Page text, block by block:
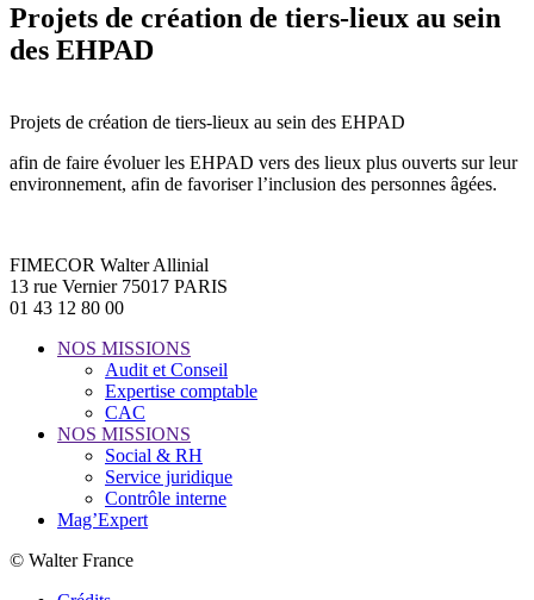
Projets de création de tiers-lieux au sein
des EHPAD
Projets de création de tiers-lieux au sein des EHPAD
afin de faire évoluer les EHPAD vers des lieux plus ouverts sur leur
environnement, afin de favoriser l’inclusion des personnes âgées.
FIMECOR Walter Allinial
13 rue Vernier 75017 PARIS
01 43 12 80 00
NOS MISSIONS
Audit et Conseil
Expertise comptable
CAC
NOS MISSIONS
Social & RH
Service juridique
Contrôle interne
Mag’Expert
© Walter France